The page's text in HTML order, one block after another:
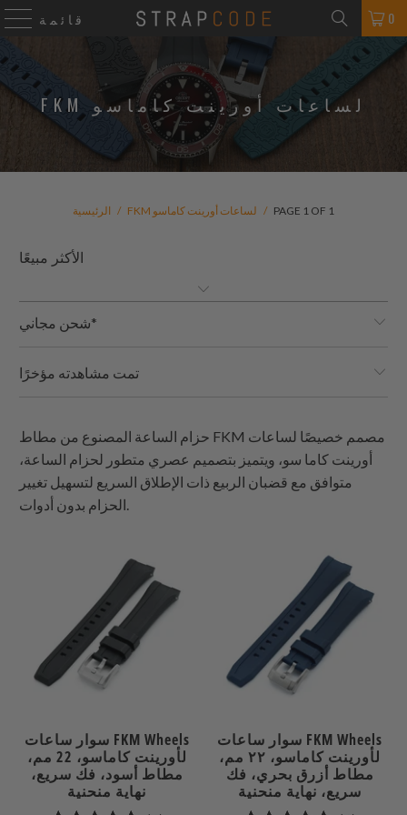
قائمة 0
FKM لساعات أورينت كاماسو
الرئيسية / FKM لساعات أورينت كاماسو / PAGE 1 OF 1
شحن مجاني*
تمت مشاهدته مؤخرًا
حزام الساعة المصنوع من مطاط FKM مصمم خصيصًا لساعات
أورينت كاما سو، ويتميز بتصميم عصري متطور لحزام الساعة،
متوافق مع قضبان الربيع ذات الإطلاق السريع لتسهيل تغيير
الحزام بدون أدوات.
سوار ساعات FKM Wheels
لأورينت كاماسو، 22 مم،
مطاط أسود، فك سريع،
نهاية منحنية
سوار ساعات FKM Wheels
لأورينت كاماسو، ٢٢ مم،
مطاط أزرق بحري، فك
سريع، نهاية منحنية